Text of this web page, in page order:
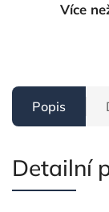
Více
Popis
Detailní